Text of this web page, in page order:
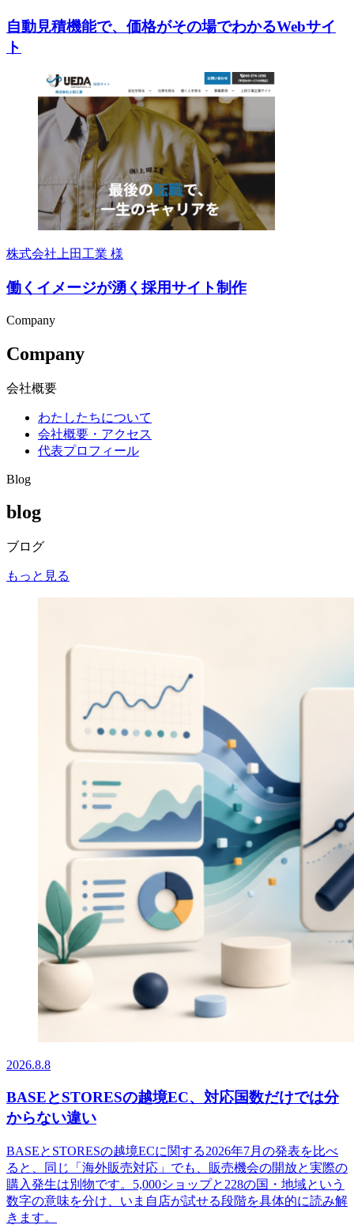
自動見積機能で、価格がその場でわかるWebサイ
ト
株式会社上田工業 様
働くイメージが湧く採用サイト制作
Company
Company
会社概要
わたしたちについて
会社概要・アクセス
代表プロフィール
Blog
blog
ブログ
もっと見る
2026.8.8
BASEとSTORESの越境EC、対応国数だけでは分
からない違い
BASEとSTORESの越境ECに関する2026年7月の発表を比べ
ると、同じ「海外販売対応」でも、販売機会の開放と実際の
購入発生は別物です。5,000ショップと228の国・地域という
数字の意味を分け、いま自店が試せる段階を具体的に読み解
きます。